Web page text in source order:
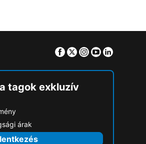
Facebook
TwitterInstagram
Youtube
tagok exkluzív
árak